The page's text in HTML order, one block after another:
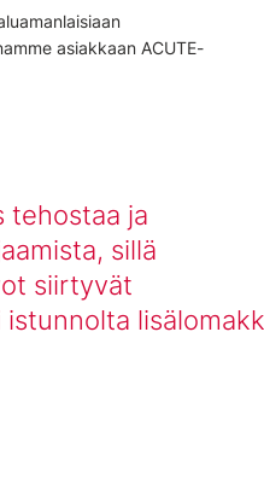
asiakkaan ACUTE-
tehostaa ja
sillä
siirtyvät